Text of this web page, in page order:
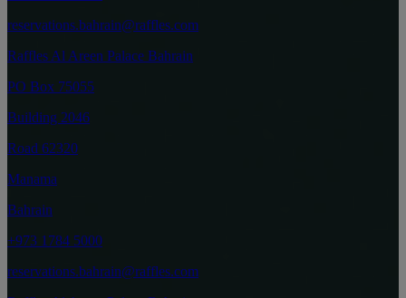
reservations.bahrain@raffles.com
Raffles Al Areen Palace Bahrain
PO Box 75055
Building 2046
Road 62320
Manama
Bahrain
+973 1784 5000
reservations.bahrain@raffles.com